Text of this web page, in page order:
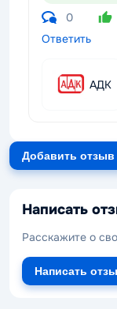
0
Ответить
АДК
Добавить отзыв
Написать
Расскажите о
Написать